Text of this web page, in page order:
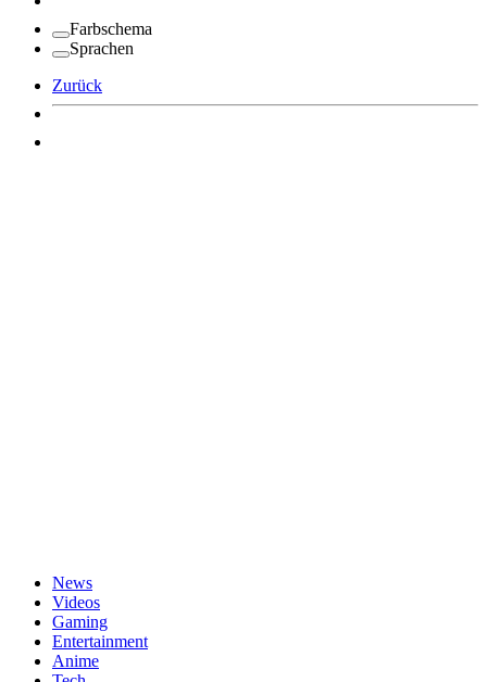
Farbschema
Sprachen
Zurück
News
Videos
Gaming
Entertainment
Anime